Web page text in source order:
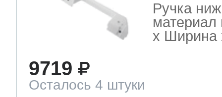
Ручка
материал
х Ширина
9719
Осталось 4 штуки